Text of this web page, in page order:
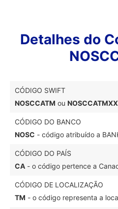
Detalhes do
CÓDIGO SWIFT
NOSCCATM ou
CÓDIGO DO BANCO
NOSC - código atribuído a
CÓDIGO DO PAÍS
CA - o código pertence a
CÓDIGO DE LOCALIZAÇÃO
TM - o código representa a